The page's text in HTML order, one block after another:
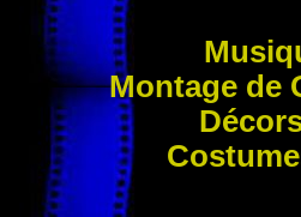
Montage de